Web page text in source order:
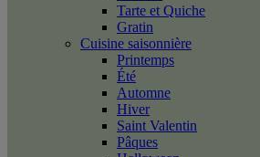
Tarte et Quiche
Gratin
Cuisine saisonnière
Printemps
Été
Automne
Hiver
Saint Valentin
Pâques